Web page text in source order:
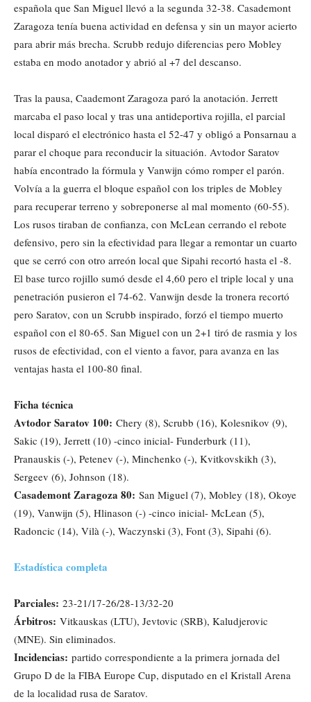
española que San Miguel llevó a la segunda 32-38. Casademont
Zaragoza tenía buena actividad en defensa y sin un mayor acierto
para abrir más brecha. Scrubb redujo diferencias pero Mobley
estaba en modo anotador y abrió al +7 del descanso.
Tras la pausa, Caademont Zaragoza paró la anotación. Jerrett
marcaba el paso local y tras una antideportiva rojilla, el parcial
local disparó el electrónico hasta el 52-47 y obligó a Ponsarnau a
parar el choque para reconducir la situación. Avtodor Saratov
había encontrado la fórmula y Vanwijn cómo romper el parón.
Volvía a la guerra el bloque español con los triples de Mobley
para recuperar terreno y sobreponerse al mal momento (60-55).
Los rusos tiraban de confianza, con McLean cerrando el rebote
defensivo, pero sin la efectividad para llegar a remontar un cuarto
que se cerró con otro arreón local que Sipahi recortó hasta el -8.
El base turco rojillo sumó desde el 4,60 pero el triple local y una
penetración pusieron el 74-62. Vanwijn desde la tronera recortó
pero Saratov, con un Scrubb inspirado, forzó el tiempo muerto
español con el 80-65. San Miguel con un 2+1 tiró de rasmia y los
rusos de efectividad, con el viento a favor, para avanza en las
ventajas hasta el 100-80 final.
Ficha técnica
Avtodor Saratov 100: Chery (8), Scrubb (16), Kolesnikov (9),
Sakic (19), Jerrett (10) -cinco inicial- Funderburk (11),
Pranauskis (-), Petenev (-), Minchenko (-), Kvitkovskikh (3),
Sergeev (6), Johnson (18).
Casademont Zaragoza 80: San Miguel (7), Mobley (18), Okoye
(19), Vanwijn (5), Hlinason (-) -cinco inicial- McLean (5),
Radoncic (14), Vilà (-), Waczynski (3), Font (3), Sipahi (6).
Estadística completa
Parciales: 23-21/17-26/28-13/32-20
Árbitros: Vitkauskas (LTU), Jevtovic (SRB), Kaludjerovic
(MNE). Sin eliminados.
Incidencias: partido correspondiente a la primera jornada del
Grupo D de la FIBA Europe Cup, disputado en el Kristall Arena
de la localidad rusa de Saratov.